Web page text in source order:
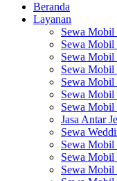
Beranda
Layanan
Sewa Mobil
Sewa Mobil
Sewa Mobil
Sewa Mobil
Sewa
Sewa Mobil
Sewa Mobil
Jasa Antar
Sewa
Sewa Mobil
Sewa Mobil
Sewa Mobil